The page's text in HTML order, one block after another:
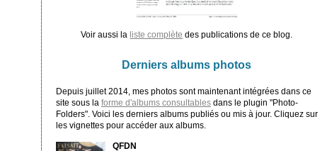
Voir aussi la liste complète des publications de ce blog.
Derniers albums photos
Depuis juillet 2014, mes photos sont maintenant intégrées dans ce
site sous la forme d'albums consultablesdans le plugin "Photo-
Folders". Voici les derniers albums publiés ou mis à jour. Cliquez sur
les vignettes pour accéder aux albums.
QFDN